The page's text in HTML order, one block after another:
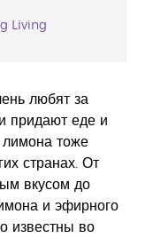
Living
любят за
придают еде и
лимона тоже
странах. От
вкусом до
и эфирного
известны во